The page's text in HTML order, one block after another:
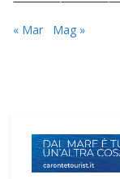
« Mar Mag »